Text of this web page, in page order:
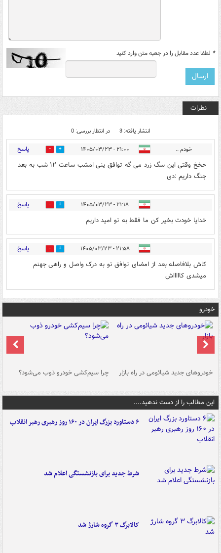
* لطفا عدد مقابل را در جعبه متن وارد کنید
نظرات
انتشار یافته: 3 در انتظار بررسی: 0
خودم .. ۲۱:۰۰ - ۱۴۰۵/۰۳/۲۳ 0 پاسخ
خخخ وقتی این سگ زرد می گه توافق ینی امشب ساعت ۱۲ شب به بعد
جنگ داریم :دی
۲۱:۱۸ - ۱۴۰۵/۰۳/۲۳ 0 پاسخ
خدایا خودت بخیر کن ما فقط به تو امید داریم
۲۱:۵۸ - ۱۴۰۵/۰۳/۲۳ 0 پاسخ
کاش بلافاصله بعد از امضای توافق تو به درک واصل و راهی جهنم
میشدی کاااااش
خودرو
خودروهای جدید شیائومی در راه بازار چرا سیم‌کشی خودرو ذوب می‌شود؟
این مطالب را از دست ندهید....
۶ دستاورد بزرگ ایران در ۱۶۰ روز رهبری رهبر انقلاب
شرط جدید برای بازنشستگی اعلام شد
کالابرگ ۳ گروه شارژ شد